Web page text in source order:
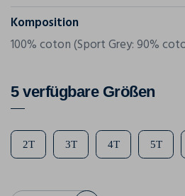
Komposition
100% coton (Sport Grey: 90%
5 verfügbare Größen
2T 3T 4T 5T